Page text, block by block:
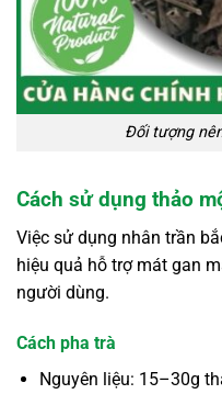
Đối tượng
Cách sử dụng thảo
Việc sử dụng nhân trần
hiệu quả hỗ trợ mát gan
người dùng.
Cách pha trà
Nguyên liệu: 15–30g